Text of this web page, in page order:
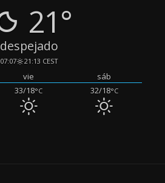
21°
despejado
07:07 21:13 CEST
vie
sáb
33/18°C 32/18°C